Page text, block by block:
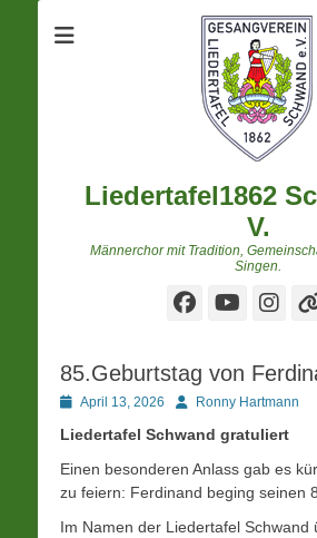
Liedertafel1862
V.
Männerchor mit Tradition,
Singen.
85.Geburtstag von
PostedApril 13, 2026 AutorRonny Hartmann
Liedertafel Schwand gratuliert
Einen besonderen Anlass gab es
zu feiern: Ferdinand beging seinen
Im Namen der Liedertafel Schwand